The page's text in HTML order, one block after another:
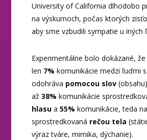
University of California dlhodobo
na výskumoch, počas ktorých
aby sme vzbudili sympatie u iných
Experimentálne bolo dokázané, že
len 7% komunikácie medzi ľuďmi
odohráva pomocou slov
až38% komunikácie
hlasu a 55% komunikácie, teda
sprostredkovaná rečou tela
výraz tváre, mimika, dýchanie).